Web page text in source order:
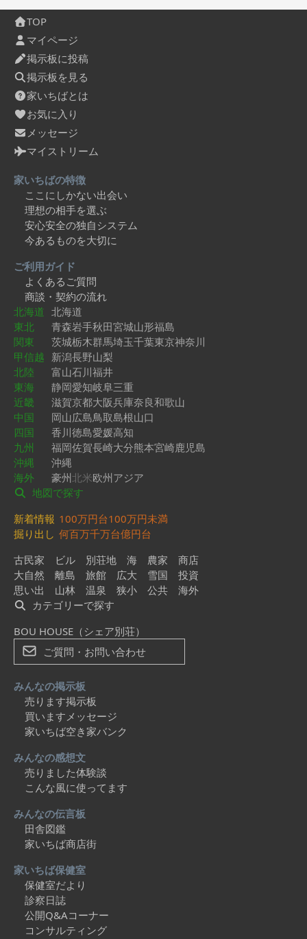
TOP
マイページ
掲示板に投稿
掲示板を見る
家いちばとは
お気に入り
メッセージ
マイストリーム
家いちばの特徴
ここにしかない出会い
理想の相手を選ぶ
安心安全の独自システム
今あるものを大切に
ご利用ガイド
よくあるご質問
商談・契約の流れ
北海道 北海道
東北
青森岩手秋田宮城山形福島
関東
茨城栃木群馬埼玉千葉東京神奈川
甲信越 新潟長野山梨
北陸
富山石川福井
東海
静岡愛知岐阜三重
近畿
滋賀京都大阪兵庫奈良和歌山
中国
岡山広島鳥取島根山口
四国
香川徳島愛媛高知
九州
福岡佐賀長崎大分熊本宮崎鹿児島
沖縄
沖縄
海外
豪州北米欧州アジア
地図で探す
新着情報 100万円台100万円未満
掘り出し 何百万千万台億円台
古民家
ビル 別荘地 海 農家
商店
大自然
離島 旅館 広大 雪国
投資
思い出
山林 温泉 狭小 公共
海外
カテゴリーで探す
BOU HOUSE（シェア別荘）
ご質問・お問い合わせ
みんなの掲示板
売ります掲示板
買いますメッセージ
家いちば空き家バンク
みんなの感想文
売りました体験談
こんな風に使ってます
みんなの伝言板
田舎図鑑
家いちば商店街
家いちば保健室
保健室だより
診察日誌
公開Q&Aコーナー
コンサルティング